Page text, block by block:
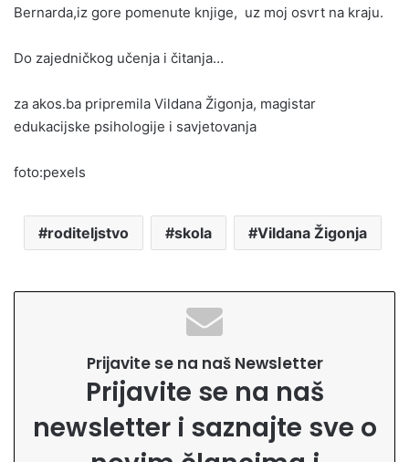
Bernarda,iz gore pomenute knjige, uz moj osvrt na kraju.
Do zajedničkog učenja i čitanja…
za akos.ba pripremila Vildana Žigonja, magistar
edukacijske psihologije i savjetovanja
foto:pexels
roditeljstvo skola Vildana Žigonja
Prijavite se na naš Newsletter
Prijavite se na naš
newsletter i saznajte sve o